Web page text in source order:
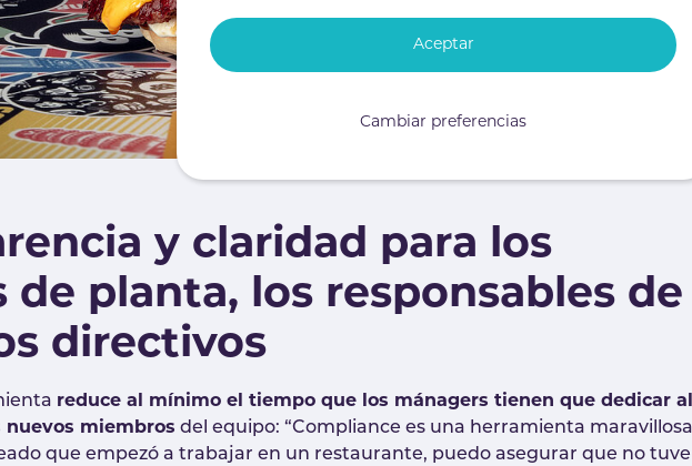
y claridad para los
de planta, los responsables de
directivos
reduce al mínimo el tiempo que los mánagers tienen que dedicar al
nuevos miembros del equipo: “Compliance es una herramienta
que empezó a trabajar en un restaurante, puedo asegurar que no tuve
Cambiar preferencias
Aceptar